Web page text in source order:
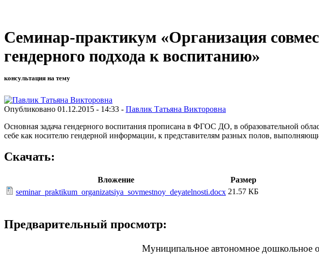
Семинар-практикум «Организация
гендерного подхода к воспитанию»
консультация на тему
Опубликовано 01.12.2015 - 14:33 - Павлик Татьяна Викторовна
Основная задача гендерного воспитания прописана в ФГОС ДО, в образовательной
себе как носителю гендерной информации, к представителям разных полов,
Скачать:
Вложение
Размер
seminar_praktikum_organizatsiya_sovmestnoy_deyatelnosti.docx 21.57 КБ
Предварительный просмотр:
Муниципальное автономное дошкольное